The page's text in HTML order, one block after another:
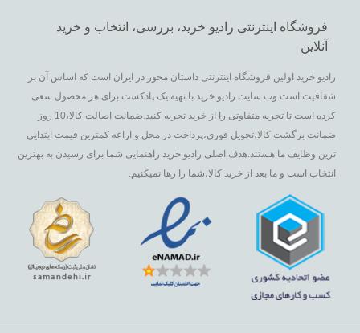
فروشگاه اینترنتی رادیو خرید، بررسی، انتخاب و خرید
آنلاین
رادیو خرید اولین فروشگاه اینترنتی داستان محور در ایران است که اساس آن بر
شفافیت است.وب سایت رادیو خرید با تهیه یک پادکست برای هر محصول سعی
کرده است تا تجربه متفاوتی را از خرید تجربه کنید.ضمانت اصالت کالا،10 روز
ضمانت برگشت کالا،تحویل فوری،پرداخت در محل و اراعه کمترین قیمت ابتدایی
ترین وظایف ما هستند.هدف اصلی رادیو خرید راهنمایی شما برای رسیدن به بهترین
انتخاب است و ما بعد از خرید کالا،شما را رها نمیکنیم.